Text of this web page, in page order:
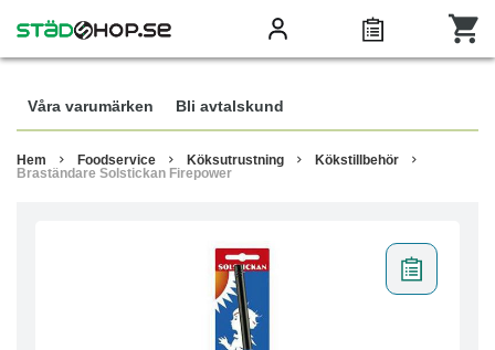
Våra varumärken Bli avtalskund
Hem Foodservice Köksutrustning
Kökstillbehör
Braständare Solstickan Firepower